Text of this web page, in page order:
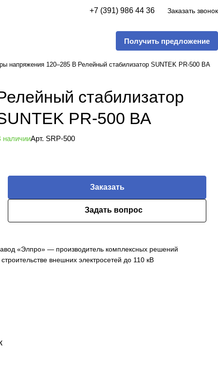
+7 (391) 986 44 36 Заказать звонок
Получить предложение
напряжения 120–285 В Релейный стабилизатор SUNTEK PR-500 ВА
стабилизатор
PR-500 ВА
наличииАрт. SRP-500
Заказать
Задать вопрос
«Элпро» — производитель комплексных решений
строительстве внешних электросетей до 110 кВ